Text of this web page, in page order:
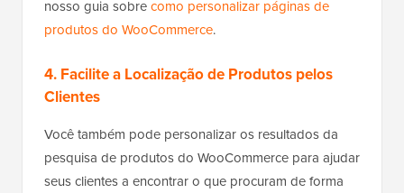
nosso guia sobrecomo personalizar páginas de
produtos do WooCommerce.
4. Facilite a Localização de Produtos pelos
Clientes
Você também pode personalizar os resultados da
pesquisa de produtos do WooCommerce para ajudar
seus clientes a encontrar o que procuram de forma